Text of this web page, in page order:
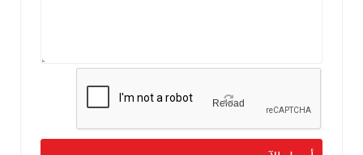
Reload